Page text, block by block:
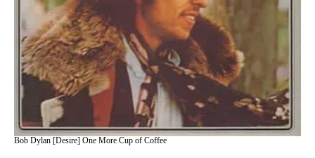
Bob Dylan [Desire] One More Cup of Coffee